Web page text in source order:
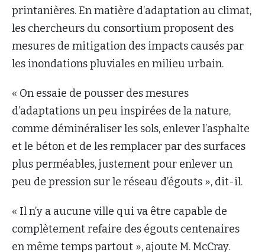
printanières. En matière d’adaptation au climat,
les chercheurs du consortium proposent des
mesures de mitigation des impacts causés par
les inondations pluviales en milieu urbain.
« On essaie de pousser des mesures
d’adaptations un peu inspirées de la nature,
comme déminéraliser les sols, enlever l’asphalte
et le béton et de les remplacer par des surfaces
plus perméables, justement pour enlever un
peu de pression sur le réseau d’égouts », dit-il.
« Il n’y a aucune ville qui va être capable de
complètement refaire des égouts centenaires
en même temps partout », ajoute M. McCray.